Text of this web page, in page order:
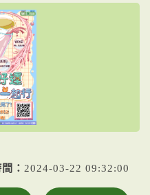
： 2024-03-22 09:32:00